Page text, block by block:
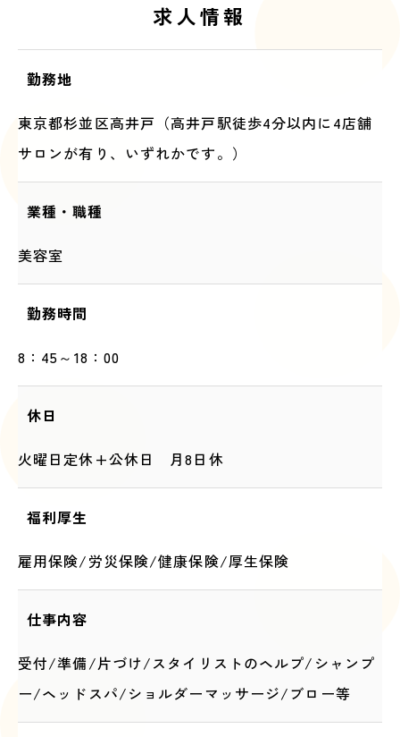
求人情報
勤務地
東京都杉並区高井戸（高井戸駅徒歩4分以内に4店舗
サロンが有り、いずれかです。）
業種・職種
美容室
勤務時間
8：45～18：00
休日
火曜日定休+公休日 月8日休
福利厚生
雇用保険/労災保険/健康保険/厚生保険
仕事内容
受付/準備/片づけ/スタイリストのヘルプ/シャンプ
ー/ヘッドスパ/ショルダーマッサージ/ブロー等